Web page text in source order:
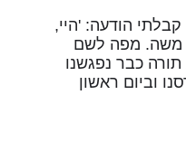
הודעה: 'היי,
משה. מפה לשם
כבר נפגשנו
וביום ראשון